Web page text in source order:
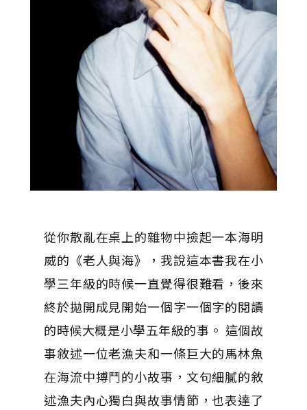
從你散亂在桌上的雜物中撿起一本海明
威的《老人與海》，我說這本書我在小
學三年級的時候一直覺得很難看，後來
終於拋開成見開始一個字一個字的閱讀
的時候大概是小學五年級的事。 這個故
事敘述一位老漁夫和一條巨大的馬林魚
在海流中搏鬥的小故事，文句細膩的敘
述漁夫內心獨白與故事情節，也表達了